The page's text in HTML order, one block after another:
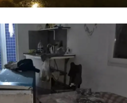
Yozgat
Zonguldak
Aksaray
Bayburt